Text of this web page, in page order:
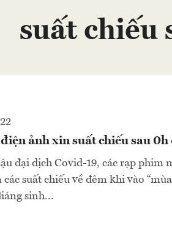
suất chiếu
ảnh xin suất chiếu sau
đại dịch Covid-19, các rạp phim
suất chiếu về đêm khi vào
sinh...